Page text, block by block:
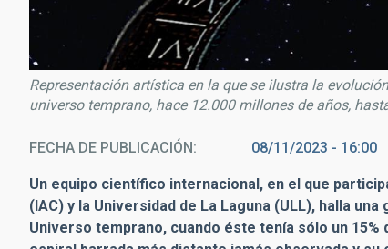
Representación artística en la que se ilustra la
universo temprano, hace 12.000 millones de años,
FECHA DE PUBLICACIÓN 08/11/2023 - 16:00
Un equipo científico internacional, en el que
(IAC) y la Universidad de La Laguna (ULL), halla
Universo temprano, cuando éste tenía sólo un 15%